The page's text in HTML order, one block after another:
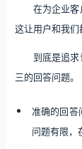
在为企业客
这让用户和我们
到底是追
三的回答问题。
准确的回答
问题有限，